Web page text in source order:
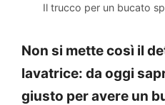
Il trucco per un bucato
Non si mette così il
lavatrice: da oggi
giusto per avere un